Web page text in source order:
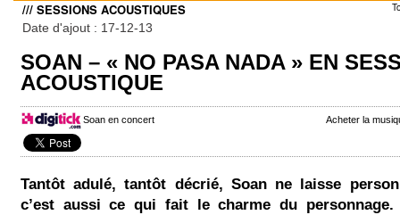
/// SESSIONS ACOUSTIQUES
Date d'ajout : 17-12-13
SOAN – « NO PASA NADA » EN
ACOUSTIQUE
Soan en concert Acheter la
Tantôt adulé, tantôt décrié, Soan ne laisse
c’est aussi ce qui fait le charme du